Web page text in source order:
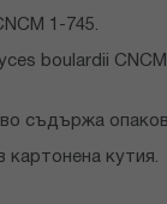
1-745.
boulardii
съдържа
картонена кутия.